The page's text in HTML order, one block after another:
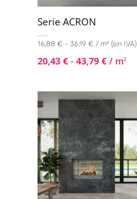
Serie ACRON
16,88 € - 36,19 € / m² (sin IVA)
20,43 € - 43,79 € / m2